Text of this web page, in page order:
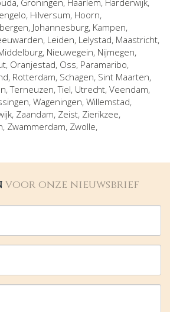
, Groningen, Haarlem, Harderwijk,
, Hilversum, Hoorn,
, Johannesburg, Kampen,
, Leiden, Lelystad, Maastricht,
, Nieuwegein, Nijmegen,
, Oranjestad, Oss, Paramaribo,
, Rotterdam, Schagen, Sint Maarten,
,Terneuzen,Tiel, Utrecht, Veendam,
, Wageningen, Willemstad,
, Zaandam, Zeist, Zierikzee,
, Zwammerdam, Zwolle,
voor onze nieuwsbrief